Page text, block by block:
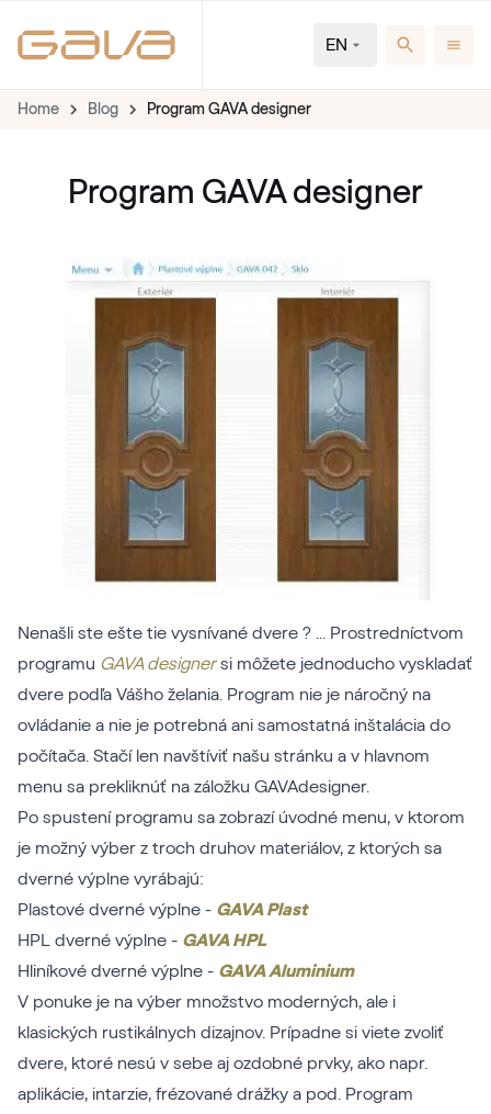
EN
Home Blog Program GAVA designer
Program GAVA designer
Nenašli ste ešte tie vysnívané dvere ? ... Prostredníctvom
programu GAVA designersi môžete jednoducho vyskladať
dvere podľa Vášho želania. Program nie je náročný na
ovládanie a nie je potrebná ani samostatná inštalácia do
počítača. Stačí len navštíviť našu stránku a v hlavnom
menu sa prekliknúť na záložku GAVAdesigner.
Po spustení programu sa zobrazí úvodné menu, v ktorom
je možný výber z troch druhov materiálov, z ktorých sa
dverné výplne vyrábajú:
Plastové dverné výplne - GAVA Plast
HPL dverné výplne - GAVA HPL
Hliníkové dverné výplne - GAVA Aluminium
V ponuke je na výber množstvo moderných, ale i
klasických rustikálnych dizajnov. Prípadne si viete zvoliť
dvere, ktoré nesú v sebe aj ozdobné prvky, ako napr.
aplikácie, intarzie, frézované drážky a pod. Program